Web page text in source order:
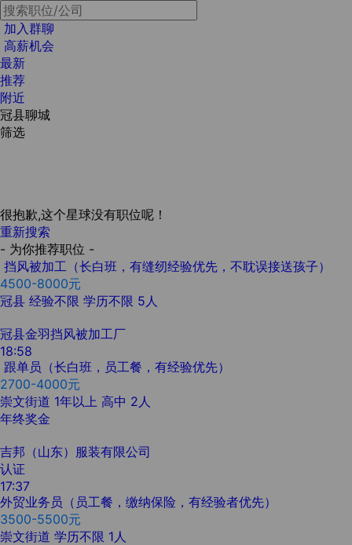
加入群聊
高薪机会
最新
推荐
附近
冠县聊城
筛选
很抱歉,这个星球没有职位呢！
重新搜索
- 为你推荐职位 -
挡风被加工（长白班，有缝纫经验优先，不耽误接送孩子）
4500-8000元
冠县 经验不限 学历不限 5人
冠县金羽挡风被加工厂
18:58
跟单员（长白班，员工餐，有经验优先）
2700-4000元
崇文街道 1年以上 高中 2人
年终奖金
吉邦（山东）服装有限公司
认证
17:37
外贸业务员（员工餐，缴纳保险，有经验者优先）
3500-5500元
崇文街道 学历不限 1人